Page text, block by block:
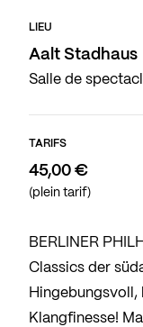
LIEU
Aalt Stadhaus
Salle de
TARIFS
45,00 €
(plein tarif)
BERLINER
Classics der
Klangfinesse!